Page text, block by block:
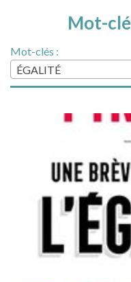
Mot-
Mot-clés :
ÉGALITÉ